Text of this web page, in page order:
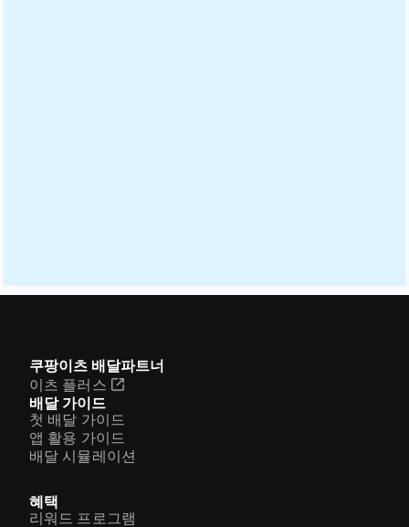
쿠팡이츠 배달파트너
이츠 플러스
배달 가이드
첫 배달 가이드
앱 활용 가이드
배달 시뮬레이션
혜택
리워드 프로그램